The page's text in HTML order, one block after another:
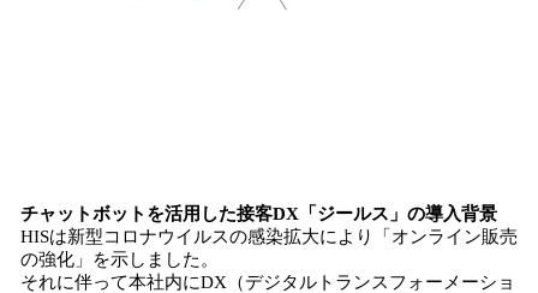
チャットボットを活用した接客DX「ジールス」の導入背景
HISは新型コロナウイルスの感染拡大により「オンライン販売
の強化」を示しました。
それに伴って本社内にDX（デジタルトランスフォーメーショ